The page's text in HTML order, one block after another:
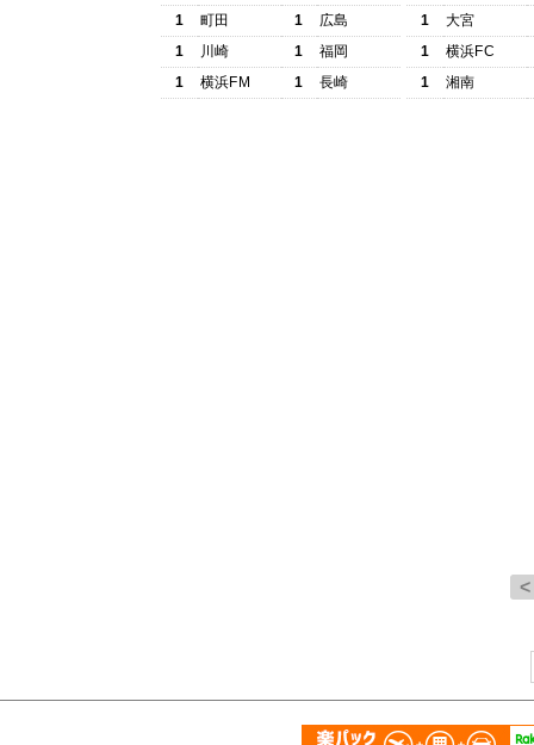
1
町田 1
広島
1
川崎 1
福岡
1
横浜FM 1 長崎
1
大宮
1
横浜FC
1
湘南